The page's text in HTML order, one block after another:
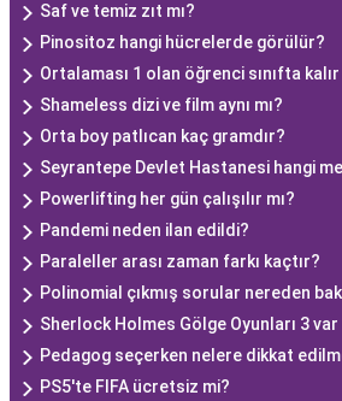
Saf ve temiz zıt mı?
Pinositoz hangi hücrelerde görülür?
Ortalaması 1 olan öğrenci sınıfta kalır
Shameless dizi ve film aynı mı?
Orta boy patlıcan kaç gramdır?
Seyrantepe Devlet Hastanesi hangi
Powerlifting her gün çalışılır mı?
Pandemi neden ilan edildi?
Paraleller arası zaman farkı kaçtır?
Polinomial çıkmış sorular nereden
Sherlock Holmes Gölge Oyunları 3 var
Pedagog seçerken nelere dikkat
PS5'te FIFA ücretsiz mi?